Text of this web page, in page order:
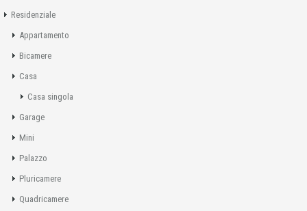
Residenziale
Appartamento
Bicamere
Casa
Casa singola
Garage
Mini
Palazzo
Pluricamere
Quadricamere